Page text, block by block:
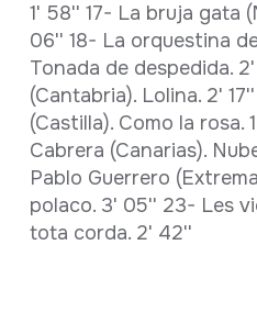
1' 58'' 17- La bruja gata
06'' 18- La orquestina
Tonada de despedida.
(Cantabria). Lolina. 2'
(Castilla). Como la rosa.
Cabrera (Canarias).
Pablo Guerrero
polaco. 3' 05'' 23- Les
tota corda. 2' 42''